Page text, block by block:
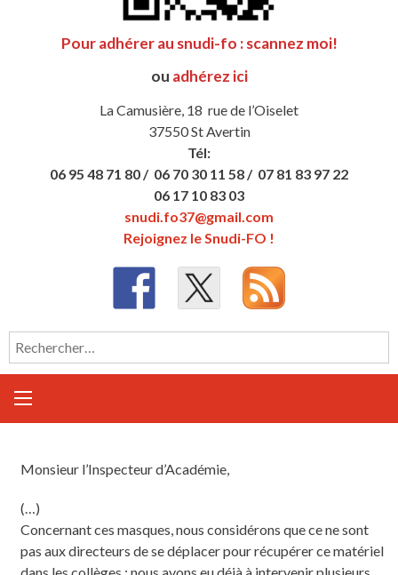
Pour adhérer au snudi-fo : scannez moi!
ou adhérez ici
La Camusière, 18 rue de l’Oiselet
37550 St Avertin
Tél:
06 95 48 71 80 / 06 70 30 11 58 / 07 81 83 97 22
06 17 10 83 03
snudi.fo37@gmail.com
Rejoignez le Snudi-FO !
Rechercher :
Monsieur l’Inspecteur d’Académie,
(…)
Concernant ces masques, nous considérons que ce ne sont
pas aux directeurs de se déplacer pour récupérer ce matériel